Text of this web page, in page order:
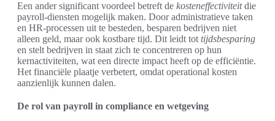
Een ander significant voordeel betreft de kosteneffectiviteitdie
payroll-diensten mogelijk maken. Door administratieve taken
en HR-processen uit te besteden, besparen bedrijven niet
alleen geld, maar ook kostbare tijd. Dit leidt tot tijdsbesparing
en stelt bedrijven in staat zich te concentreren op hun
kernactiviteiten, wat een directe impact heeft op de efficiëntie.
Het financiële plaatje verbetert, omdat operational kosten
aanzienlijk kunnen dalen.
De rol van payroll in compliance en wetgeving